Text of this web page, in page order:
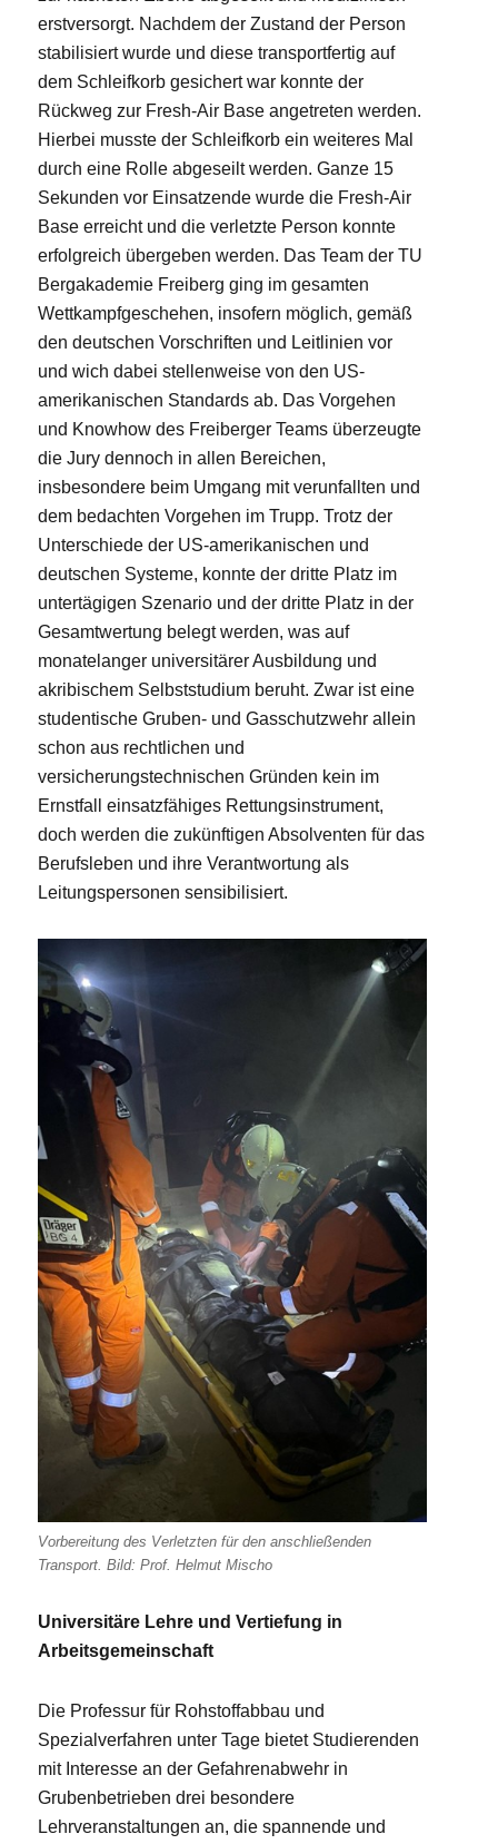
erstversorgt. Nachdem der Zustand der Person
stabilisiert wurde und diese transportfertig auf
dem Schleifkorb gesichert war konnte der
Rückweg zur Fresh-Air Base angetreten werden.
Hierbei musste der Schleifkorb ein weiteres Mal
durch eine Rolle abgeseilt werden. Ganze 15
Sekunden vor Einsatzende wurde die Fresh-Air
Base erreicht und die verletzte Person konnte
erfolgreich übergeben werden. Das Team der TU
Bergakademie Freiberg ging im gesamten
Wettkampfgeschehen, insofern möglich, gemäß
den deutschen Vorschriften und Leitlinien vor
und wich dabei stellenweise von den US-
amerikanischen Standards ab. Das Vorgehen
und Knowhow des Freiberger Teams überzeugte
die Jury dennoch in allen Bereichen,
insbesondere beim Umgang mit verunfallten und
dem bedachten Vorgehen im Trupp. Trotz der
Unterschiede der US-amerikanischen und
deutschen Systeme, konnte der dritte Platz im
untertägigen Szenario und der dritte Platz in der
Gesamtwertung belegt werden, was auf
monatelanger universitärer Ausbildung und
akribischem Selbststudium beruht. Zwar ist eine
studentische Gruben- und Gasschutzwehr allein
schon aus rechtlichen und
versicherungstechnischen Gründen kein im
Ernstfall einsatzfähiges Rettungsinstrument,
doch werden die zukünftigen Absolventen für das
Berufsleben und ihre Verantwortung als
Leitungspersonen sensibilisiert.
Vorbereitung des Verletzten für den anschließenden
Transport. Bild: Prof. Helmut Mischo
Universitäre Lehre und Vertiefung in
Arbeitsgemeinschaft
Die Professur für Rohstoffabbau und
Spezialverfahren unter Tage bietet Studierenden
mit Interesse an der Gefahrenabwehr in
Grubenbetrieben drei besondere
Lehrveranstaltungen an, die spannende und